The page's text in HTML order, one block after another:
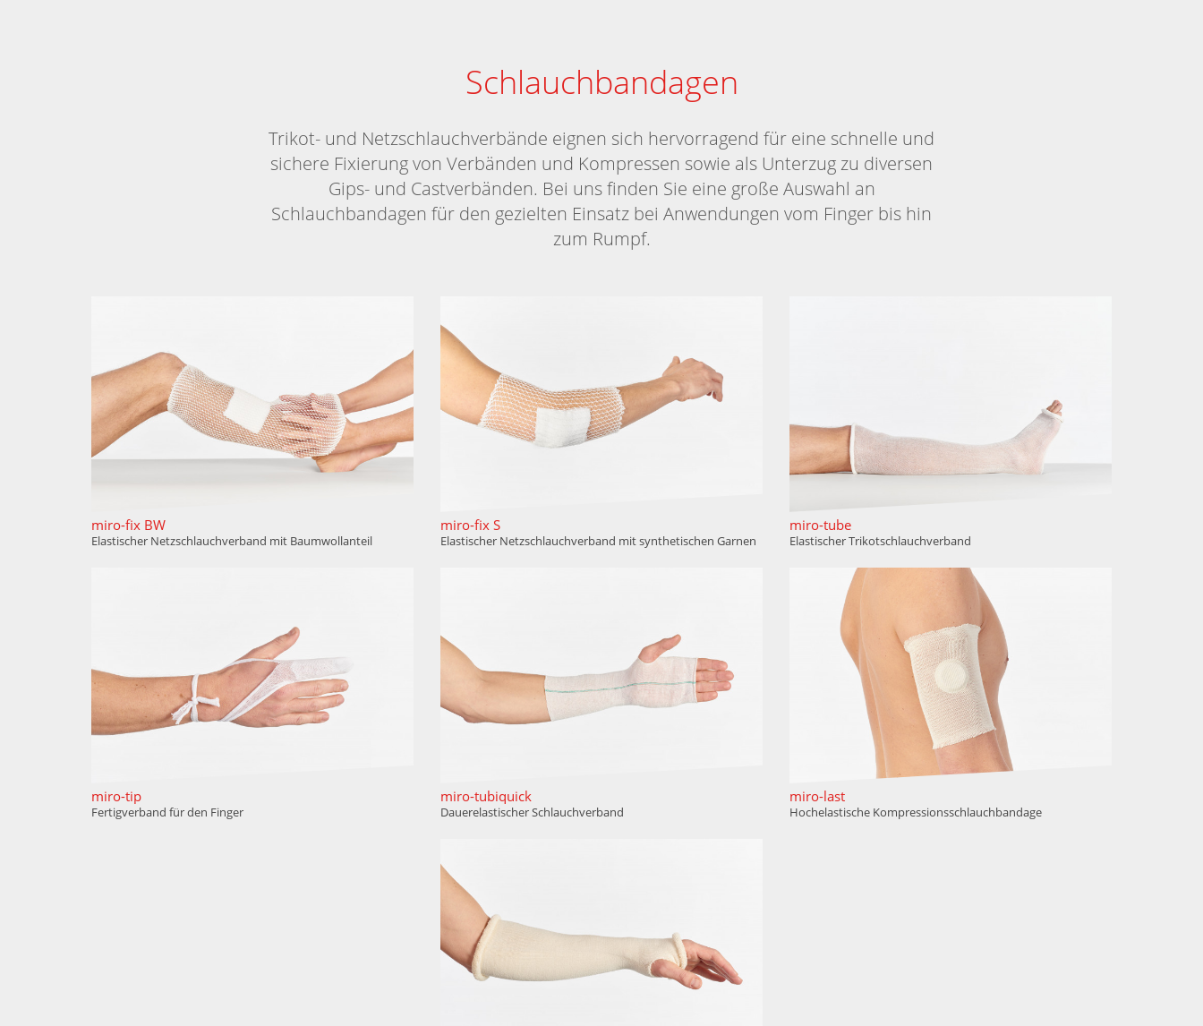
Schlauchbandagen
Trikot- und Netzschlauchverbände eignen sich hervorragend für eine schnelle und
sichere Fixierung von Verbänden und Kompressen sowie als Unterzug zu diversen
Gips- und Castverbänden. Bei uns finden Sie eine große Auswahl an
Schlauchbandagen für den gezielten Einsatz bei Anwendungen vom Finger bis hin
zum Rumpf.
miro-fix BW
Elastischer Netzschlauchverband mit Baumwollanteil
miro-fix S
Elastischer Netzschlauchverband mit synthetischen Garnen
miro-tube
Elastischer Trikotschlauchverband
miro-tip
Fertigverband für den Finger
miro-tubiquick
Dauerelastischer Schlauchverband
miro-last
Hochelastische Kompressionsschlauchbandage